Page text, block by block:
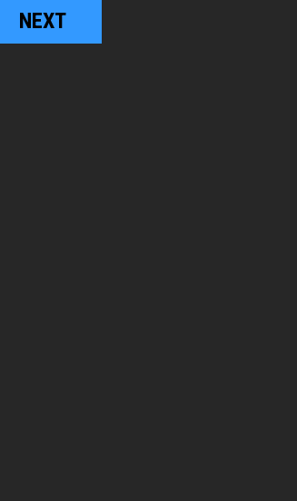
NEXT